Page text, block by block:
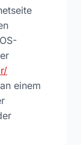
einem